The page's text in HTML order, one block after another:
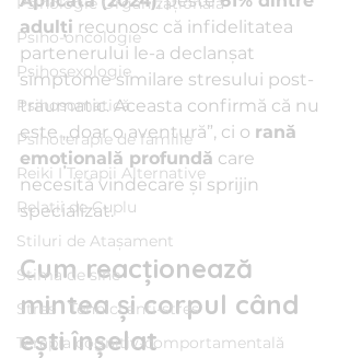
Psiho-oncologie
Psihosexologie
Psihosomatică
Psihoterapie de familie
Reiki I Terapii Alternative
Relații de Cuplu
Stiluri de Atașament
Stima de sine
Stres I Tehnici anti-stres
Terapia cognitiv-comportamentală
adulți recunosc că infidelitatea
partenerului le-a declanșat
simptome similare stresului post-
traumatic. Aceasta confirmă că nu
este „doar o aventură”, ci o rană
emoțională profundă care
necesită vindecare și sprijin
specializat.
Cum reacționează
mintea și corpul când
ești înșelat